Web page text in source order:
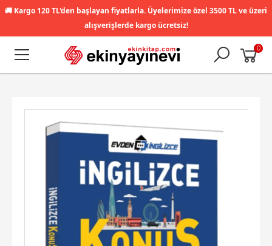
🚚 Kargo 120 TL'den başlayan fiyatlarla. Üyelerimize özel 3500 TL ve üzeri
alışverişlerde kargo ücretsiz!
0